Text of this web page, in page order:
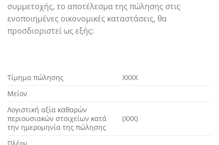
συμμετοχής, το αποτέλεσμα της πώλησης στις
ενοποιημένες οικονομικές καταστάσεις, θα
προσδιοριστεί ως εξής:
Τίμημα πώλησης
ΧΧΧΧ
Μείον
Λογιστική αξία καθαρών
περιουσιακών στοιχείων κατά
την ημερομηνία της πώλησης
(ΧΧΧ)
Πλέον